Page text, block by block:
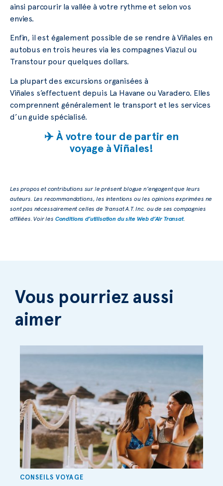
ainsi parcourir la vallée à votre rythme et selon vos
envies.
Enfin, il est également possible de se rendre à Viñales en
autobus en trois heures via les compagnes Viazul ou
Transtour pour quelques dollars.
La plupart des excursions organisées à
Viñales s’effectuent depuis La Havane ou Varadero. Elles
comprennent généralement le transport et les services
d’un guide spécialisé.
✈️ À votre tour de partir en
voyage à Viñales!
Les propos et contributions sur le présent blogue n’engagent que leurs
auteurs. Les recommandations, les intentions ou les opinions exprimées ne
sont pas nécessairement celles de Transat A.T. Inc. ou de ses compagnies
affiliées. Voir les Conditions d’utilisation du site Web d’Air Transat.
Vous pourriez aussi
aimer
CONSEILS VOYAGE